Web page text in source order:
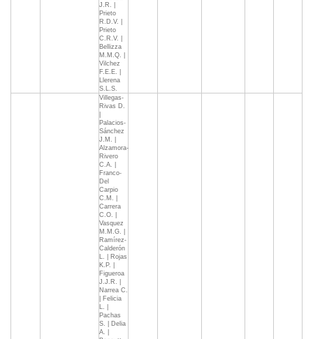
J.R. |
Prieto
R.D.V. |
Prieto
C.R.V. |
Bellizza
M.M.Q. |
Vilchez
F.E.E. |
Llerena
S.L.S.
Villegas-
Rivas D.
Palacios-
Sánchez
J.M. |
Alzamora-
Rivero
C.A. |
Franco-
Del
Carpio
C.M. |
Carrera
C.O. |
Vasquez
M.M.G. |
Ramírez-
Calderón
L. | Rojas
K.P. |
Figueroa
J.J.R. |
Narrea C.
| Felicia
L. |
Pachas
S. | Delia
A. |